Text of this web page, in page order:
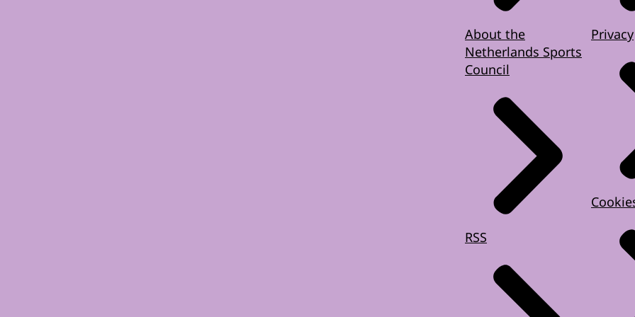
About the
Netherlands Sports
Council
RSS
Privacy